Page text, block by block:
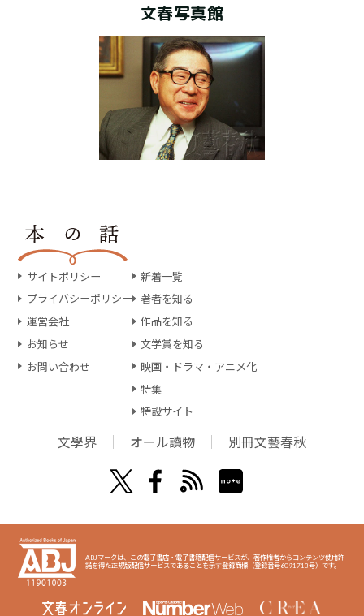
文春写真館
サイトポリシー
プライバシーポリシー
運営会社
お知らせ
お問い合わせ
新着一覧
著者を知る
作品を知る
文学賞を知る
映画・ドラマ・アニメ化
特集
特設サイト
文學界 オール讀物 別冊文藝春秋
ABJマークは、この電子書店・電子書籍配信サービスが、著作権者からコンテンツ使用許
諾を得た正規版配信サービスであることを示す登録商標（登録番号6091713号）です。